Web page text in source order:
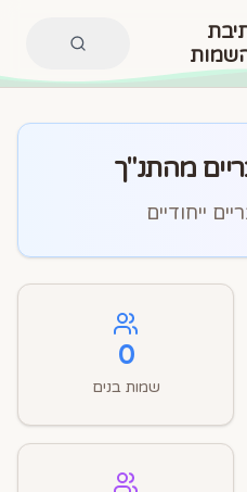
מהתנ"ך
ייחודיים
0
שמות בנים